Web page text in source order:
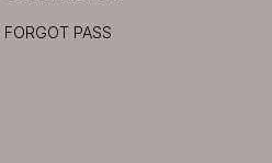
FORGOT PASS